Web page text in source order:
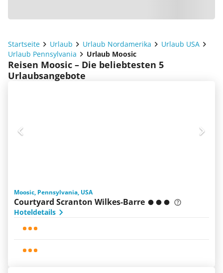
Startseite Urlaub Urlaub Nordamerika
Urlaub USA
Urlaub Pennsylvania
Urlaub Moosic
Reisen Moosic – Die beliebtesten 5
Urlaubsangebote
Moosic, Pennsylvania, USA
Courtyard Scranton Wilkes-Barre
Hoteldetails